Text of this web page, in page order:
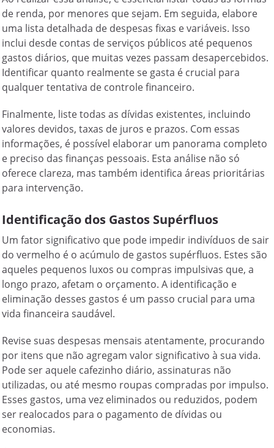
de renda, por menores que sejam. Em seguida, elabore
uma lista detalhada de despesas fixas e variáveis. Isso
inclui desde contas de serviços públicos até pequenos
gastos diários, que muitas vezes passam desapercebidos.
Identificar quanto realmente se gasta é crucial para
qualquer tentativa de controle financeiro.
Finalmente, liste todas as dívidas existentes, incluindo
valores devidos, taxas de juros e prazos. Com essas
informações, é possível elaborar um panorama completo
e preciso das finanças pessoais. Esta análise não só
oferece clareza, mas também identifica áreas prioritárias
para intervenção.
Identificação dos Gastos Supérfluos
Um fator significativo que pode impedir indivíduos de sair
do vermelho é o acúmulo de gastos supérfluos. Estes são
aqueles pequenos luxos ou compras impulsivas que, a
longo prazo, afetam o orçamento. A identificação e
eliminação desses gastos é um passo crucial para uma
vida financeira saudável.
Revise suas despesas mensais atentamente, procurando
por itens que não agregam valor significativo à sua vida.
Pode ser aquele cafezinho diário, assinaturas não
utilizadas, ou até mesmo roupas compradas por impulso.
Esses gastos, uma vez eliminados ou reduzidos, podem
ser realocados para o pagamento de dívidas ou
economias.